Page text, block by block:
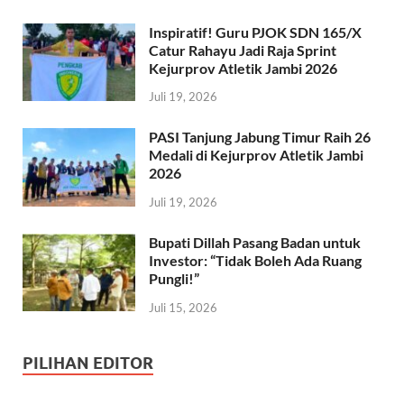
Inspiratif! Guru PJOK SDN 165/X
Catur Rahayu Jadi Raja Sprint
Kejurprov Atletik Jambi 2026
Juli 19, 2026
PASI Tanjung Jabung Timur Raih 26
Medali di Kejurprov Atletik Jambi
2026
Juli 19, 2026
Bupati Dillah Pasang Badan untuk
Investor: “Tidak Boleh Ada Ruang
Pungli!”
Juli 15, 2026
PILIHAN EDITOR